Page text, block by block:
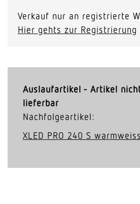
Verkauf nur an registrierte
Hier gehts zur Registrierung
Auslaufartikel - Artikel
lieferbar
Nachfolgeartikel:
XLED PRO 240 S